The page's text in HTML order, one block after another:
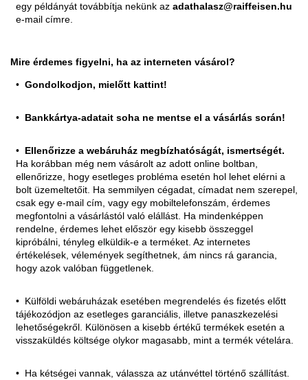
egy példányát továbbítja nekünk az adathalasz@raiffeisen.hu
e-mail címre.
Mire érdemes figyelni, ha az interneten vásárol?
Gondolkodjon, mielőtt kattint!
Bankkártya-adatait soha ne mentse el a vásárlás során!
Ellenőrizze a webáruház megbízhatóságát, ismertségét.
Ha korábban még nem vásárolt az adott online boltban,
ellenőrizze, hogy esetleges probléma esetén hol lehet elérni a
bolt üzemeltetőit. Ha semmilyen cégadat, címadat nem szerepel,
csak egy e-mail cím, vagy egy mobiltelefonszám, érdemes
megfontolni a vásárlástól való elállást. Ha mindenképpen
rendelne, érdemes lehet először egy kisebb összeggel
kipróbálni, tényleg elküldik-e a terméket. Az internetes
értékelések, vélemények segíthetnek, ám nincs rá garancia,
hogy azok valóban függetlenek.
Külföldi webáruházak esetében megrendelés és fizetés előtt
tájékozódjon az esetleges garanciális, illetve panaszkezelési
lehetőségekről. Különösen a kisebb értékű termékek esetén a
visszaküldés költsége olykor magasabb, mint a termék vételára.
Ha kétségei vannak, válassza az utánvéttel történő szállítást.